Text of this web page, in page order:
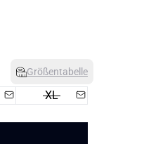
Größentabelle
XL